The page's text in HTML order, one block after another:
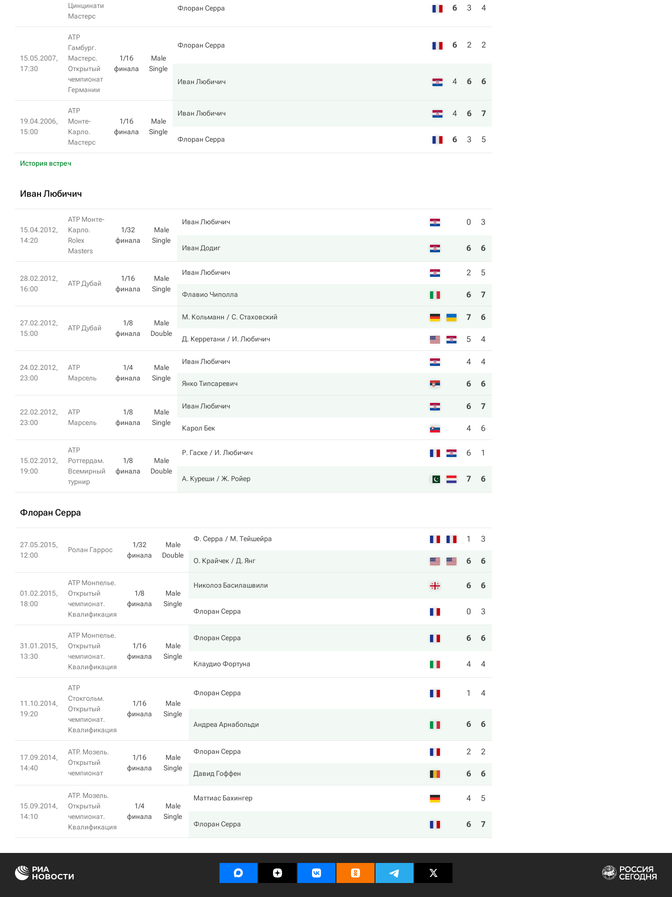
Цинцинати
Мастерс
Флоран Серра 6 3 4
15.05.2007,
17:30
ATP
Гамбург.
Мастерс.
Открытый
чемпионат
Германии
1/16
финала
Male
Single
Флоран Серра 6 2 2
Иван Любичич 4 6 6
19.04.2006,
15:00
ATP
Монте-
Карло.
Мастерс
1/16
финала
Male
Single
Иван Любичич 4 6 7
Флоран Серра 6 3 5
История встреч
Иван Любичич
15.04.2012,
14:20
ATP Монте-
Карло.
Rolex
Masters
1/32
финала
Male
Single
Иван Любичич 0 3
Иван Додиг 6 6
28.02.2012,
16:00
ATP Дубай
1/16
финала
Male
Single
Иван Любичич 2 5
Флавио Чиполла 6 7
27.02.2012,
15:00
ATP Дубай
1/8
финала
Male
Double
М. Кольманн С. Стаховский 7 6
Д. Керретани И. Любичич 5 4
24.02.2012,
23:00
ATP
Марсель
1/4
финала
Male
Single
Иван Любичич 4 4
Янко Типсаревич 6 6
22.02.2012,
23:00
ATP
Марсель
1/8
финала
Male
Single
Иван Любичич 6 7
Карол Бек 4 6
15.02.2012,
19:00
ATP
Роттердам.
Всемирный
турнир
1/8
финала
Male
Double
Р. Гаске И. Любичич 6 1
А. Куреши Ж. Ройер 7 6
Флоран Серра
27.05.2015,
12:00
Ролан Гаррос
1/32
финала
Male
Double
Ф. Серра М. Тейшейра 1 3
О. Крайчек Д. Янг 6 6
01.02.2015,
18:00
ATP Монпелье.
Открытый
чемпионат.
Квалификация
1/8
финала
Male
Single
Николоз Басилашвили 6 6
Флоран Серра 0 3
31.01.2015,
13:30
ATP Монпелье.
Открытый
чемпионат.
Квалификация
1/16
финала
Male
Single
Флоран Серра 6 6
Клаудио Фортуна 4 4
11.10.2014,
19:20
ATP
Стокгольм.
Открытый
чемпионат.
Квалификация
1/16
финала
Male
Single
Флоран Серра 1 4
Андреа Арнабольди 6 6
17.09.2014,
14:40
ATP. Мозель.
Открытый
чемпионат
1/16
финала
Male
Single
Флоран Серра 2 2
Давид Гоффен 6 6
15.09.2014,
14:10
ATP. Мозель.
Открытый
чемпионат.
Квалификация
1/4
финала
Male
Single
Маттиас Бахингер 4 5
Флоран Серра 6 7